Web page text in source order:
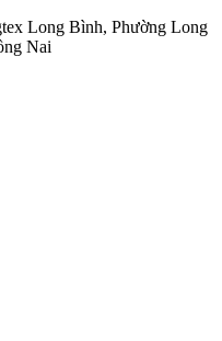
Long Bình, Phường Long
Nai